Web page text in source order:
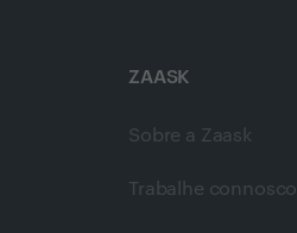
ZAASK
Sobre a Zaask
Trabalhe connosco